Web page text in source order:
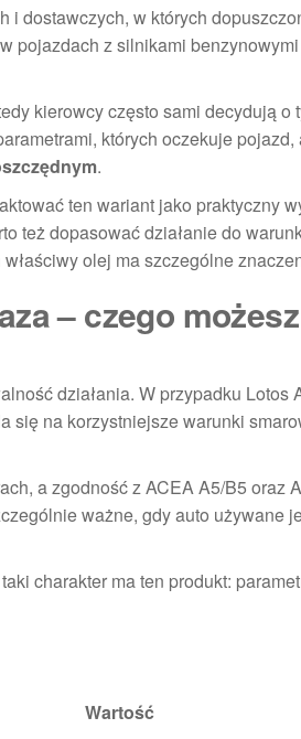
i dostawczych, w których
pojazdach z silnikami
kierowcy często sami decydują o
których oczekuje pojazd,
.
ten wariant jako praktyczny
też dopasować działanie do
olej ma szczególne
– czego możesz
działania. W przypadku Lotos
się na korzystniejsze warunki
a zgodność z ACEA A5/B5 oraz
ważne, gdy auto używane
charakter ma ten produkt:
Wartość